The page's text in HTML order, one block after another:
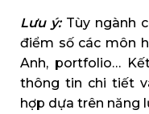
Lưu ý:Tùy ngành
điểm số các môn
Anh, portfolio…
thông tin chi tiết
hợp dựa trên năng